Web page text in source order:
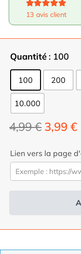
Note 5.00
13 avis client
Quantité : 100
100 200
10.000
4,99€ Le
initial
était
:
4,99
3,99€
:
Lien vers la page